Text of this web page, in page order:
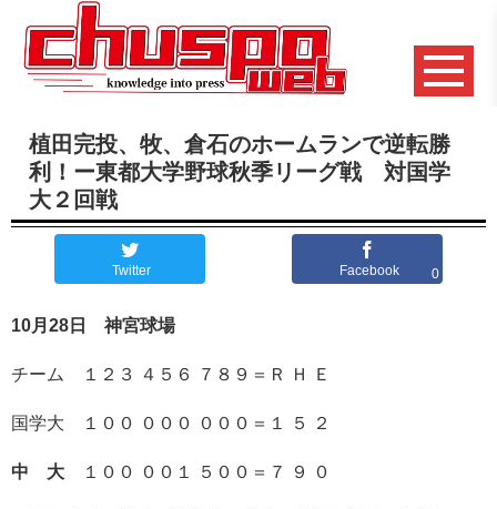
植田完投、牧、倉石のホームランで逆転勝
利！ー東都大学野球秋季リーグ戦 対国学
大２回戦
Twitter Facebook 0
10月28日 神宮球場
チーム １２３ ４５６ ７８９＝Ｒ Ｈ Ｅ
国学大 １００ ０００ ０００＝１ ５ ２
中 大 １００ ００１ ５００＝７ ９ ０